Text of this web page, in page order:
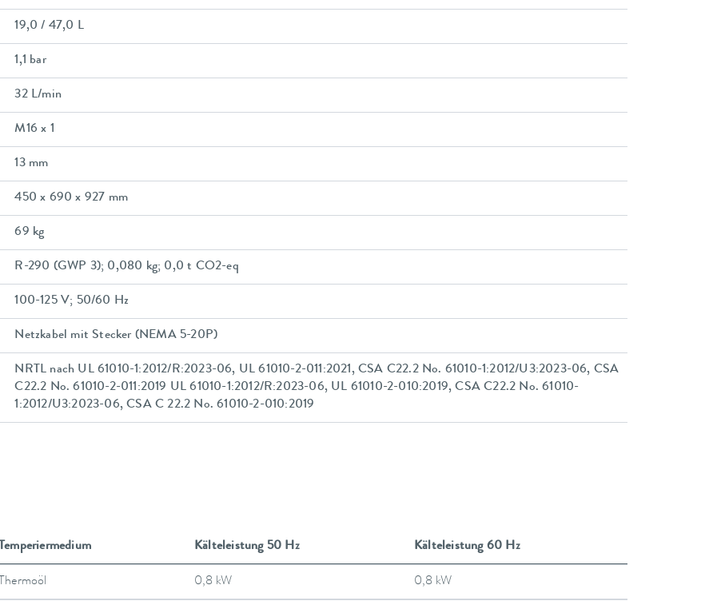
19,0 / 47,0 L
1,1 bar
32 L/min
M16 x 1
13 mm
450 x 690 x 927 mm
69 kg
R-290 (GWP 3); 0,080 kg; 0,0 t CO2-eq
100-125 V; 50/60 Hz
Netzkabel mit Stecker (NEMA 5-20P)
NRTL nach UL 61010-1:2012/R:2023-06, UL 61010-2-011:2021, CSA C22.2 No. 61010-1:2012/U3:2023-06, CSA
C22.2 No. 61010-2-011:2019 UL 61010-1:2012/R:2023-06, UL 61010-2-010:2019, CSA C22.2 No. 61010-
1:2012/U3:2023-06, CSA C 22.2 No. 61010-2-010:2019
Temperiermedium Kälteleistung 50 Hz Kälteleistung 60 Hz
Thermoöl 0,8 kW 0,8 kW